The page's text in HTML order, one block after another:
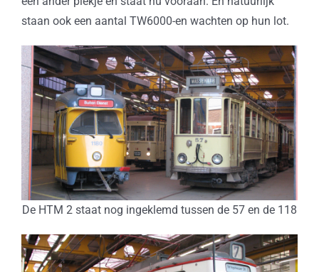
staan ook een aantal TW6000-en wachten op hun lot.
De HTM 2 staat nog ingeklemd tussen de 57 en de 118